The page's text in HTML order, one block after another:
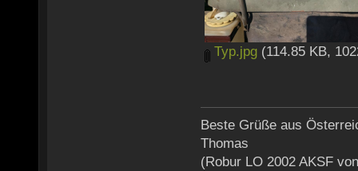
Typ.jpg (114.85 KB,
Beste Grüße aus
Thomas
(Robur LO 2002 AKSF